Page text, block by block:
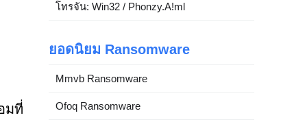
มที่
โทรจัน: Win32 / Phonzy.A!ml
ยอดนิยม Ransomware
Mmvb Ransomware
Ofoq Ransomware